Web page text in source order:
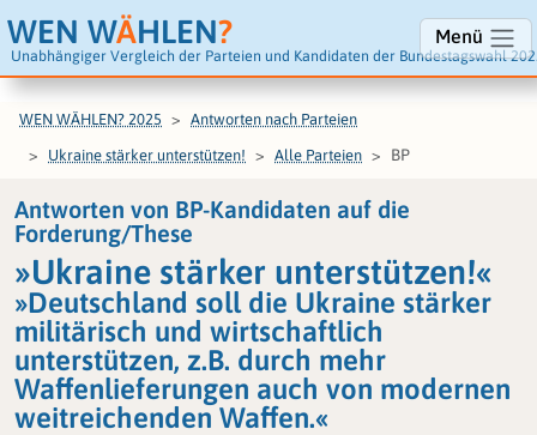
WEN WÄHLEN?
Unabhängiger Vergleich der Parteien und Kandidaten der Bundestagswahl
Menü
WEN WÄHLEN? 2025 Antworten nach Parteien
Ukraine stärker unterstützen! Alle Parteien BP
Antworten von BP-Kandidaten auf die
Forderung/These
»Ukraine stärker unterstützen!«
»Deutschland soll die Ukraine stärker
militärisch und wirtschaftlich
unterstützen, z.B. durch mehr
Waffenlieferungen auch von modernen
weitreichenden Waffen.«